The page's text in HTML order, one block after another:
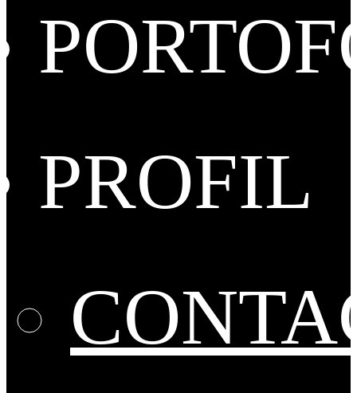
PROFIL